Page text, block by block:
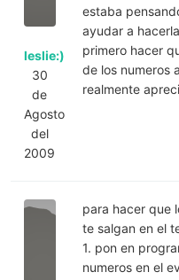
leslie:)
30
de
Agosto
del
2009
estaba
ayudar a
primero hacer
de los numeros
realmente
para hacer que
te salgan en el
1. pon en
numeros en el